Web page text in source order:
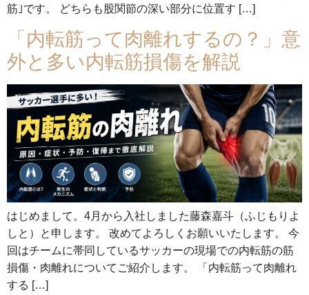
筋｣です。 どちらも股関節の深い部分に位置す […]
「内転筋って肉離れするの？」意
外と多い内転筋損傷を解説
はじめまして。4月から入社しました藤森嘉斗（ふじもりよ
しと）と申します。 改めてよろしくお願いいたします。 今
回はチームに帯同しているサッカーの現場での内転筋の筋
損傷・肉離れについてご紹介します。 「内転筋って肉離れ
する […]